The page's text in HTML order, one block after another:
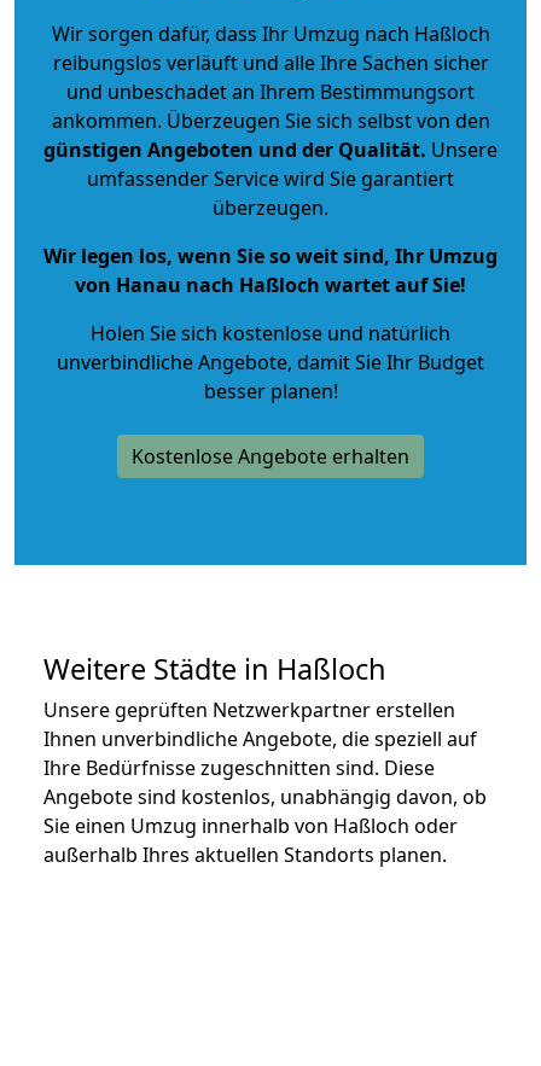
Wir sorgen dafür, dass Ihr Umzug nach Haßloch
reibungslos verläuft und alle Ihre Sachen sicher
und unbeschadet an Ihrem Bestimmungsort
ankommen. Überzeugen Sie sich selbst von den
günstigen Angeboten und der Qualität. Unsere
umfassender Service wird Sie garantiert
überzeugen.
Wir legen los, wenn Sie so weit sind, Ihr Umzug
von Hanau nach Haßloch wartet auf Sie!
Holen Sie sich kostenlose und natürlich
unverbindliche Angebote, damit Sie Ihr Budget
besser planen!
Kostenlose Angebote erhalten
Weitere Städte in Haßloch
Unsere geprüften Netzwerkpartner erstellen
Ihnen unverbindliche Angebote, die speziell auf
Ihre Bedürfnisse zugeschnitten sind. Diese
Angebote sind kostenlos, unabhängig davon, ob
Sie einen Umzug innerhalb von Haßloch oder
außerhalb Ihres aktuellen Standorts planen.